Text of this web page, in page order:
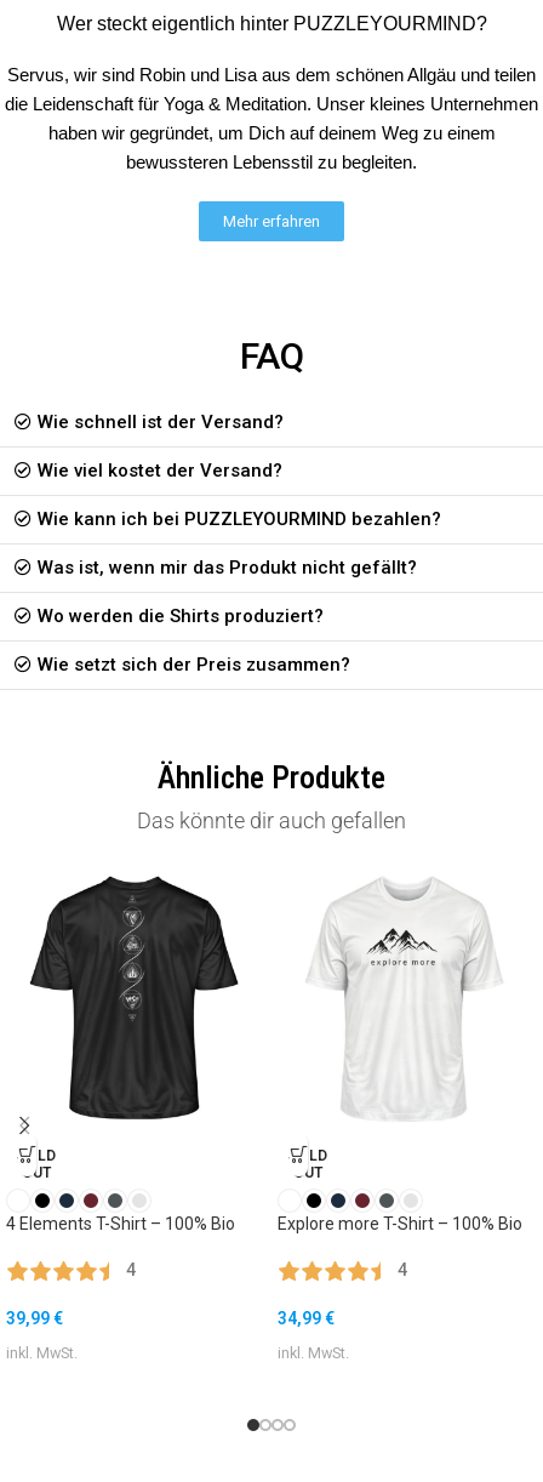
Explore more T-Shirt - 100% Bio
Rating: 5/5
Sehr angenehm zu tragen
Der Stoff ist wirklich sehr angenehm zu tragen. Ich habe größe M
Tue May 28 2024 11:42:07 GMT+0000 (Coordinated Universal Time)
Wer steckt eigentlich hinter PUZZLEYOURMIND?
Servus, wir sind Robin und Lisa aus dem schönen Allgäu und teilen
die Leidenschaft für Yoga & Meditation. Unser kleines Unternehmen
haben wir gegründet, um Dich auf deinem Weg zu einem
bewussteren Lebensstil zu begleiten.
Mehr erfahren
FAQ
Wie schnell ist der Versand?
Wie viel kostet der Versand?
Wie kann ich bei PUZZLEYOURMIND bezahlen?
Was ist, wenn mir das Produkt nicht gefällt?
Wo werden die Shirts produziert?
Wie setzt sich der Preis zusammen?
Ähnliche Produkte
Das könnte dir auch gefallen
SOLD
OUT
4 Elements T-Shirt – 100% Bio
4
39,99€
inkl. MwSt.
SOLD
OUT
Explore more T-Shirt – 100% Bio
4
34,99€
inkl. MwSt.